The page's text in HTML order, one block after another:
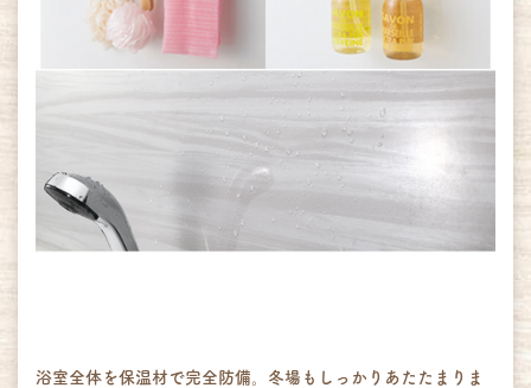
浴室全体を保温材で完全防備。冬場もしっかりあたたまりま